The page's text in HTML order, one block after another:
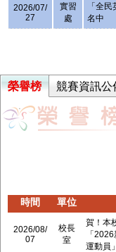
2026/07/
27
實習
處
「全
名中
榮譽榜 競賽資訊公
時間 單位
2026/08/
07
校長
室
賀！本
「
運動員